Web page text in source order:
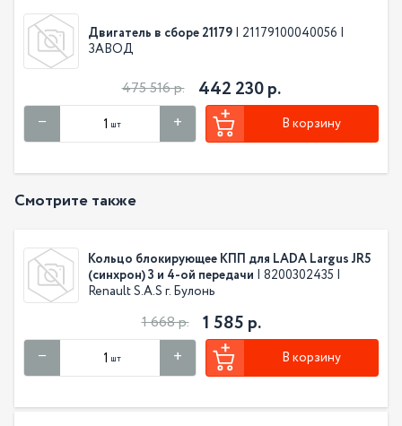
Двигатель в сборе 21179 | 21179100040056 |
ЗАВОД
475 516 р. 442 230 р.
шт В корзину
Смотрите также
Кольцо блокирующее КПП для LADA Largus JR5
(синхрон) 3 и 4-ой передачи | 8200302435 |
Renault S.A.S г. Булонь
1 668 р. 1 585 р.
шт В корзину